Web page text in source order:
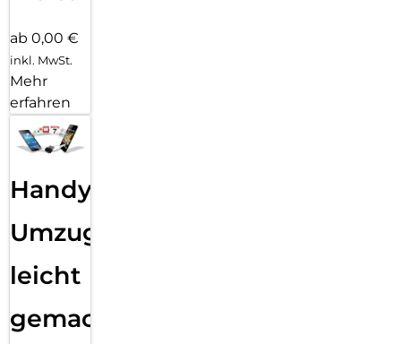
ab 0,00 €
inkl. MwSt.
Mehr
erfahren
Handy
Umzug
leicht
gemacht!